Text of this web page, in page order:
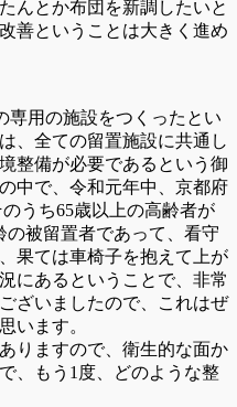
んとか布団を新調したいと
善ということは大きく進め
用の施設をつくったとい
、全ての留置施設に共通し
整備が必要であるという御
中で、令和元年中、京都府
うち65歳以上の高齢者が
の被留置者であって、看守
果ては車椅子を抱えて上が
にあるということで、非常
ざいましたので、これはぜ
います。
りますので、衛生的な面か
、もう1度、どのような整